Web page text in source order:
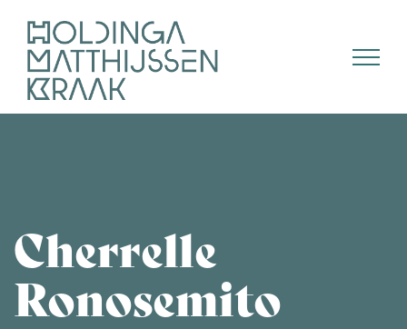
content
Cherrelle
Ronosemito